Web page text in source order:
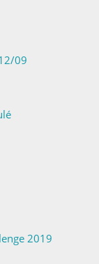
09
2019